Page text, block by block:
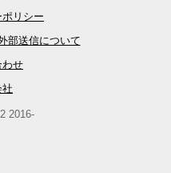
リシー
部送信について
わせ
2016-